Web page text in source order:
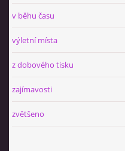
v běhu času
výletní místa
z dobového tisku
zajímavosti
zvětšeno